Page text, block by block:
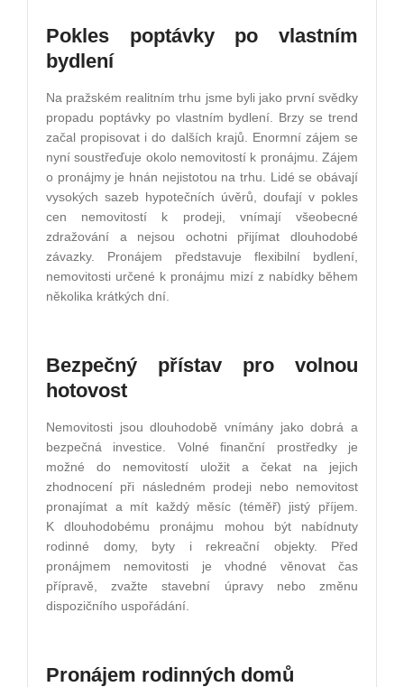
Pokles poptávky po vlastním
bydlení
Na pražském realitním trhu jsme byli jako první svědky
propadu poptávky po vlastním bydlení. Brzy se trend
začal propisovat i do dalších krajů. Enormní zájem se
nyní soustřeďuje okolo nemovitostí k pronájmu. Zájem
o pronájmy je hnán nejistotou na trhu. Lidé se obávají
vysokých sazeb hypotečních úvěrů, doufají v pokles
cen nemovitostí k prodeji, vnímají všeobecné
zdražování a nejsou ochotni přijímat dlouhodobé
závazky. Pronájem představuje flexibilní bydlení,
nemovitosti určené k pronájmu mizí z nabídky během
několika krátkých dní.
Bezpečný přístav pro volnou
hotovost
Nemovitosti jsou dlouhodobě vnímány jako dobrá a
bezpečná investice. Volné finanční prostředky je
možné do nemovitostí uložit a čekat na jejich
zhodnocení při následném prodeji nebo nemovitost
pronajímat a mít každý měsíc (téměř) jistý příjem.
K dlouhodobému pronájmu mohou být nabídnuty
rodinné domy, byty i rekreační objekty. Před
pronájmem nemovitosti je vhodné věnovat čas
přípravě, zvažte stavební úpravy nebo změnu
dispozičního uspořádání.
Pronájem rodinných domů